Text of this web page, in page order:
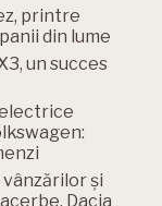
printre
din lume
un succes
și
Dacia